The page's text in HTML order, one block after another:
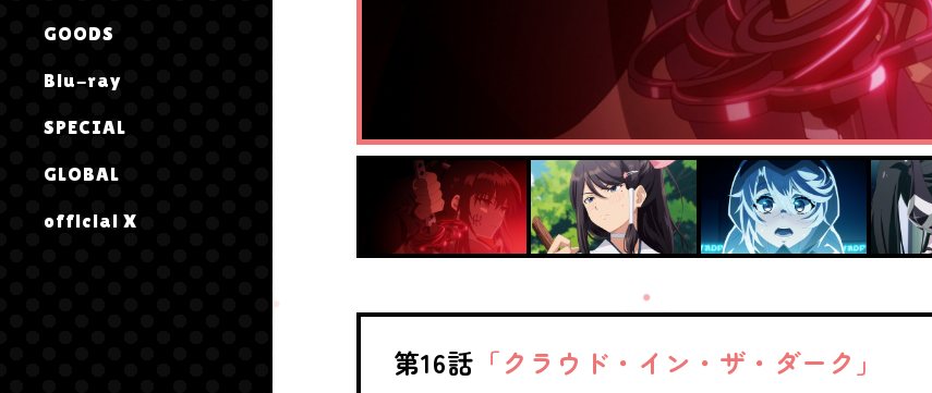
GOODS
Blu-ray
SPECIAL
GLOBAL
official X
第16話 「クラウド・イン・ザ・ダーク」